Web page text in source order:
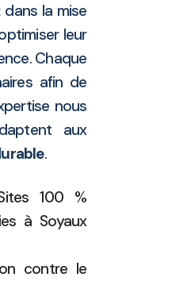
dans la mise
leur
Chaque
afin de
nous
aux
.
100 %
à Soyaux
contre le